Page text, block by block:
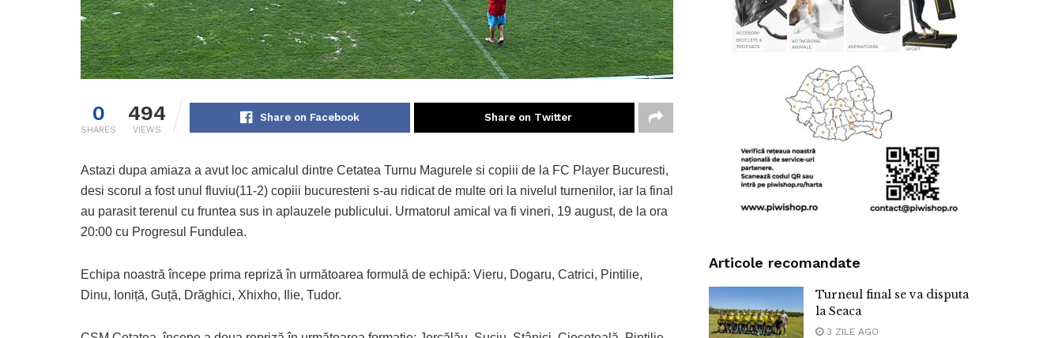
0
SHARES
494
VIEWS
Share on Facebook Share on Twitter
Astazi dupa amiaza a avut loc amicalul dintre Cetatea Turnu Magurele si copiii de la FC Player Bucuresti,
desi scorul a fost unul fluviu(11-2) copiii bucuresteni s-au ridicat de multe ori la nivelul turnenilor, iar la final
au parasit terenul cu fruntea sus in aplauzele publicului. Urmatorul amical va fi vineri, 19 august, de la ora
20:00 cu Progresul Fundulea.
Echipa noastră începe prima repriză în următoarea formulă de echipă: Vieru, Dogaru, Catrici, Pintilie,
Dinu, Ioniță, Guță, Drăghici, Xhixho, Ilie, Tudor.
Articole recomandate
Turneul final se va disputa
la Seaca
3 ZILE AGO